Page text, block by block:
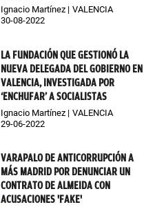
Ignacio Martínez
VALENCIA
30-08-2022
LA FUNDACIÓN QUE GESTIONÓ LA
NUEVA DELEGADA DEL GOBIERNO EN
VALENCIA, INVESTIGADA POR
‘ENCHUFAR’ A SOCIALISTAS
Ignacio Martínez
VALENCIA
29-06-2022
VARAPALO DE ANTICORRUPCIÓN A
MÁS MADRID POR DENUNCIAR UN
CONTRATO DE ALMEIDA CON
ACUSACIONES 'FAKE'